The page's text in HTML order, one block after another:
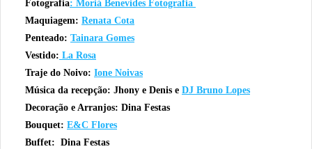
Fotografia: Moriá Benevides Fotografia
Maquiagem: Renata Cota
Penteado: Tainara Gomes
Vestido: La Rosa
Traje do Noivo: Ione Noivas
Música da recepção: Jhony e Denis e DJ Bruno Lopes
Decoração e Arranjos: Dina Festas
Bouquet: E&C Flores
Buffet: Dina Festas